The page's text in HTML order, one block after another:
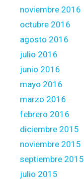
noviembre 2016
octubre 2016
agosto 2016
julio 2016
junio 2016
mayo 2016
marzo 2016
febrero 2016
diciembre 2015
noviembre 2015
septiembre 2015
julio 2015